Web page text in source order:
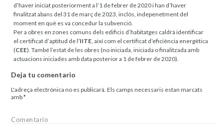
d’haver iniciat posteriorment a l’1 de febrer de 2020 i han d’haver
finalitzat abans del 31 de març de 2023, inclòs, indepenetment del
moment en què es va concedur la subvenció.
Per a obres en zones comuns dels edificis d’habitatges caldrà identificar
el certificat d’aptitud de l‘IITE , així com el certificat d’eficiència energètica
(CEE). També l’estat de les obres (no iniciada, iniciada o finalitzada amb
actuacions iniciades amb data posterior a 1 de febrer de 2020).
Deja tu comentario
L'adreça electrònica no es publicarà. Els camps necessaris estan marcats
amb*
Comentario